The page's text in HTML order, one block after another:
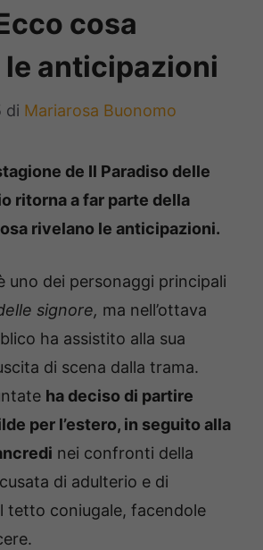
cosa
le anticipazioni
di Mariarosa Buonomo
de Il Paradiso delle
ritorna a far parte della
rivelano le anticipazioni.
uno dei personaggi principali
signore, ma nell’ottava
ha assistito alla sua
di scena dalla trama.
ha deciso di partire
per l’estero, in seguito alla
nei confronti della
di adulterio e di
tetto coniugale, facendole